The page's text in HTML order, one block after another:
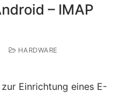
– IMAP
HARDWARE
Einrichtung eines E-